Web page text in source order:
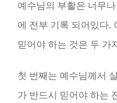
예수님의 부활은 너무
에 전부 기록 되어있다.
믿어야 하는 것은 두 가
첫 번째는 예수님께서
가 반드시 믿어야 하는